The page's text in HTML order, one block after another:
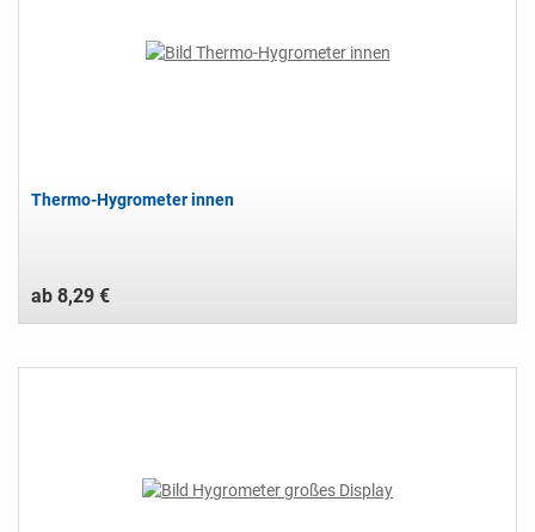
Thermo-Hygrometer innen
ab 8,29 €